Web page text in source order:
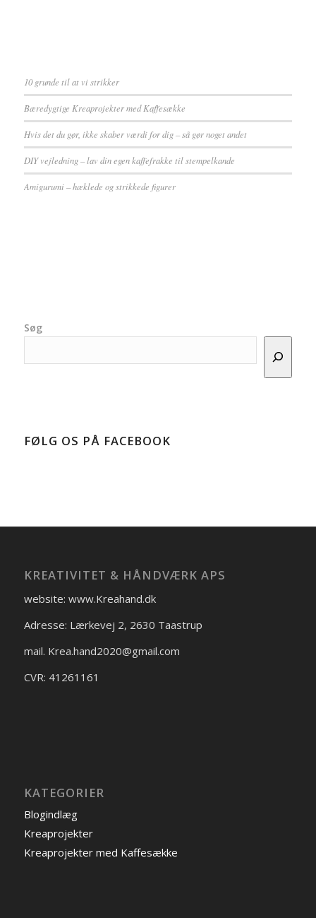
10 grunde til at vi strikker
Bæredygtige Kreaprojekter med Kaffesække
Hvis det du gør, ikke skaber værdi for dig – så gør noget andet
DIY vejledning – lav din egen kaffefrakke til stempelkande
Amigurumi – hæklede og strikkede figurer
Søg
FØLG OS PÅ FACEBOOK
KREATIVITET & HÅNDVÆRK APS
website: www.Kreahand.dk
Adresse: Lærkevej 2, 2630 Taastrup
mail. Krea.hand2020@gmail.com
CVR: 41261161
KATEGORIER
Blogindlæg
Kreaprojekter
Kreaprojekter med Kaffesække